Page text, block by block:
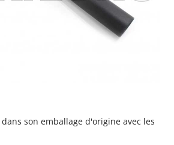
son emballage d'origine avec les